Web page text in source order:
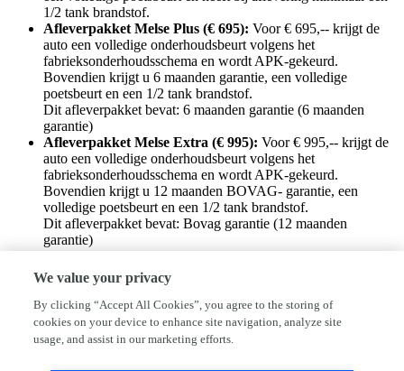
1/2 tank brandstof.
Afleverpakket Melse Plus (€ 695): Voor € 695,-- krijgt de
auto een volledige onderhoudsbeurt volgens het
fabrieksonderhoudsschema en wordt APK-gekeurd.
Bovendien krijgt u 6 maanden garantie, een volledige
poetsbeurt en een 1/2 tank brandstof.
Dit afleverpakket bevat: 6 maanden garantie (6 maanden
garantie)
Afleverpakket Melse Extra (€ 995): Voor € 995,-- krijgt de
auto een volledige onderhoudsbeurt volgens het
fabrieksonderhoudsschema en wordt APK-gekeurd.
Bovendien krijgt u 12 maanden BOVAG- garantie, een
volledige poetsbeurt en een 1/2 tank brandstof.
Dit afleverpakket bevat: Bovag garantie (12 maanden
garantie)
Met deze auto wordt dagelijks gereden , bel even voordat u komt ,
dan zorgen we ervoor dat de auto aanwezig is .
Bedrijfsinformatie
We value your privacy
By clicking “Accept All Cookies”, you agree to the storing of
cookies on your device to enhance site navigation, analyze site
usage, and assist in our marketing efforts.